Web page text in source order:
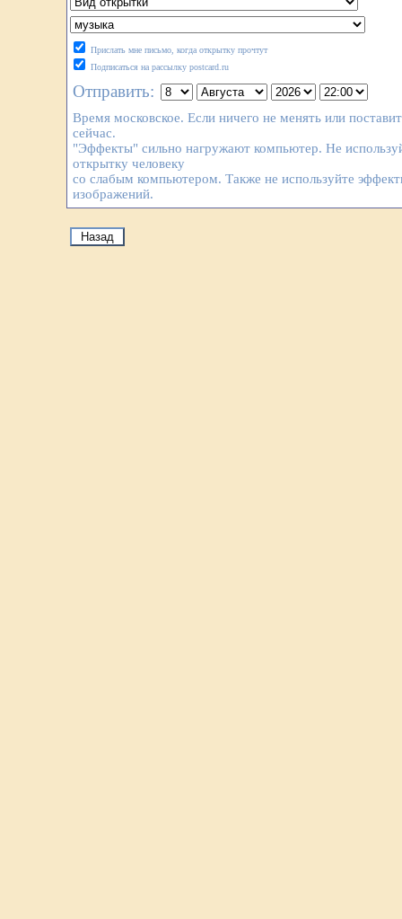
Прислать мне письмо, когда открытку прочтут
Подписаться на рассылку postcard.ru
Отправить:
Время московское. Если ничего не менять или
сейчас.
"Эффекты" сильно нагружают компьютер. Не
открытку человеку
со слабым компьютером. Также не используйте
изображений.